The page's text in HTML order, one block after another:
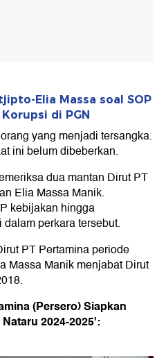
Elia Massa soal SOP
di PGN
yang menjadi tersangka.
ini belum dibeberkan.
dua mantan Dirut PT
Elia Massa Manik.
kebijakan hingga
perkara tersebut.
PT Pertamina periode
Massa Manik menjabat Dirut
(Persero) Siapkan
2024-2025':